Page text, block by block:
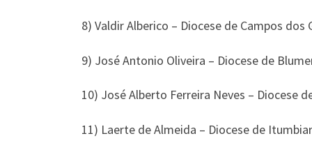
8) Valdir Alberico – Diocese de Campos dos
9) José Antonio Oliveira – Diocese de
10) José Alberto Ferreira Neves – Diocese
11) Laerte de Almeida – Diocese de